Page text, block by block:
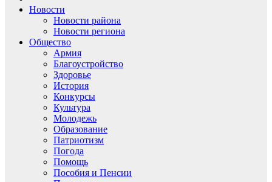
Новости
Новости района
Новости региона
Общество
Армия
Благоустройство
Здоровье
История
Конкурсы
Культура
Молодежь
Образование
Патриотизм
Погода
Помощь
Пособия и Пенсии